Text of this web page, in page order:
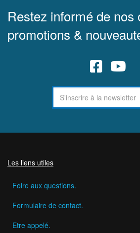
Restez informé de nos
promotions &
Les liens utiles
Foire aux questions.
Formulaire de contact.
Etre appelé.